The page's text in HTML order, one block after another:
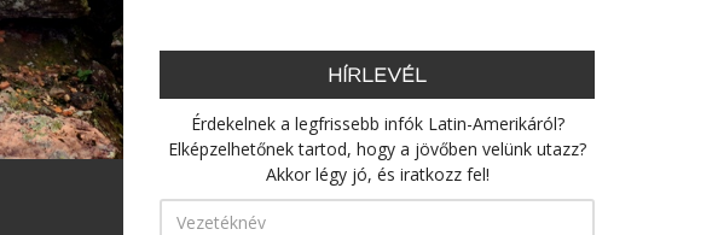
HÍRLEVÉL
Érdekelnek a legfrissebb infók Latin-Amerikáról?
Elképzelhetőnek tartod, hogy a jövőben velünk utazz?
Akkor légy jó, és iratkozz fel!